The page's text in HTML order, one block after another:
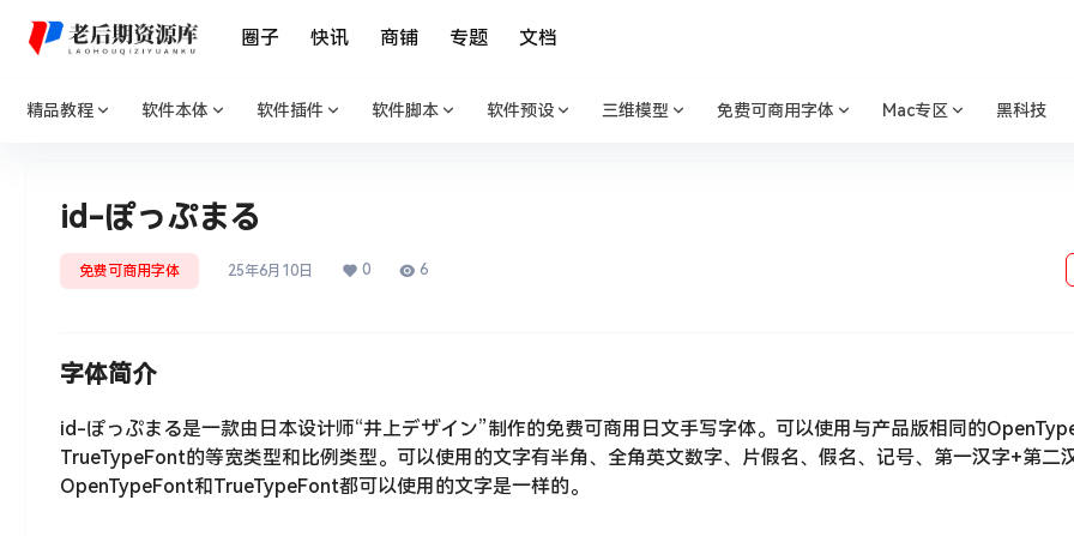
圈子 快讯 商铺 专题 文档
精品教程 软件本体 软件插件 软件脚本 软件预设 三维模型 免费可商用字体 Mac专区 黑科技
id-ぽっぷまる
免费可商用字体 25年6月10日 0 6
字体简介
id-ぽっぷまる是一款由日本设计师“井上デザイン”制作的免费可商用日文手写字体。可以使用与产品版相同的
TrueTypeFont的等宽类型和比例类型。可以使用的文字有半角、全角英文数字、片假名、假名、记号、第一汉字+第二
OpenTypeFont和TrueTypeFont都可以使用的文字是一样的。